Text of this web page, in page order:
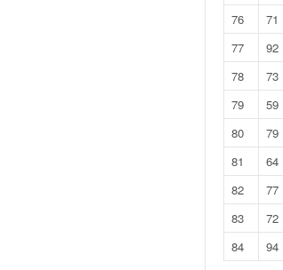
76
71
77
92
78
73
79
59
80
79
81
64
82
77
83
72
84
94